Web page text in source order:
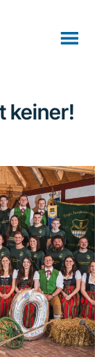
keiner!